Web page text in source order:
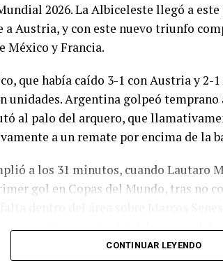
2026. La Albiceleste llegó a
Austria, y con este nuevo triunfo
México y Francia.
que había caído 3-1 con Austria y 2-
unidades. Argentina golpeó temprano
al palo del arquero, que
a un remate por encima de la
a los 31 minutos, cuando Lautaro
gol en Copas del Mundo, tras no
tiro en el travesaño del delanatero del
CONTINUAR LEYENDO